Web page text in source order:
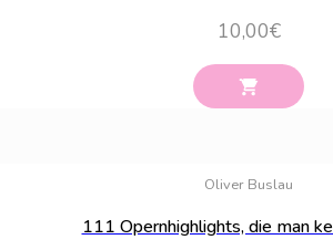
10,00€
Oliver Buslau
111 Opernhighlights, die man